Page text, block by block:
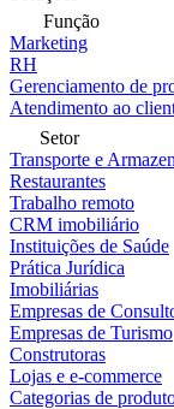
Função
Marketing
RH
Gerenciamento de
Atendimento ao
Setor
Transporte e
Restaurantes
Trabalho remoto
CRM imobiliário
Instituições de Saúde
Prática Jurídica
Imobiliárias
Empresas de
Empresas de Turismo
Construtoras
Lojas e e-commerce
Categorias de